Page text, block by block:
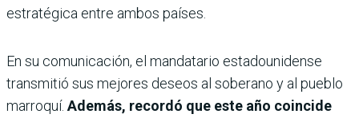
estratégica entre ambos países.
En su comunicación, el mandatario estadounidense
transmitió sus mejores deseos al soberano y al pueblo
marroquí. Además, recordó que este año coincide